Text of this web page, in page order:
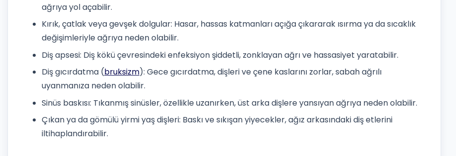
ağrıya yol açabilir.
Kırık, çatlak veya gevşek dolgular: Hasar, hassas katmanları açığa çıkararak ısırma ya da sıcaklık
değişimleriyle ağrıya neden olabilir.
Diş apsesi: Diş kökü çevresindeki enfeksiyon şiddetli, zonklayan ağrı ve hassasiyet yaratabilir.
Diş gıcırdatma (bruksizm): Gece gıcırdatma, dişleri ve çene kaslarını zorlar, sabah ağrılı
uyanmanıza neden olabilir.
Sinüs baskısı: Tıkanmış sinüsler, özellikle uzanırken, üst arka dişlere yansıyan ağrıya neden olabilir.
Çıkan ya da gömülü yirmi yaş dişleri: Baskı ve sıkışan yiyecekler, ağız arkasındaki diş etlerini
iltihaplandırabilir.